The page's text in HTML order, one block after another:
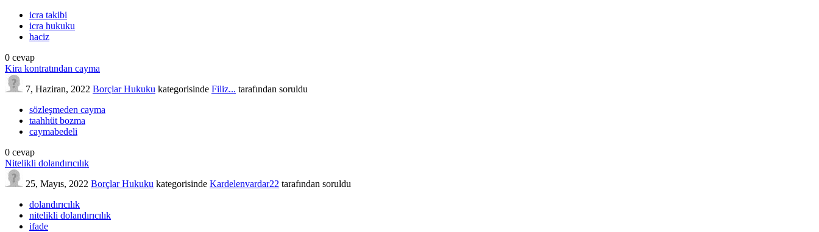
icra takibi
icra hukuku
haciz
0 cevap
Kira kontratından cayma
7, Haziran, 2022 Borçlar Hukuku kategorisinde Filiz... tarafından soruldu
sözleşmeden cayma
taahhüt bozma
caymabedeli
0 cevap
Nitelikli dolandırıcılık
25, Mayıs, 2022 Borçlar Hukuku kategorisinde Kardelenvardar22 tarafından soruldu
dolandırıcılık
nitelikli dolandırıcılık
ifade